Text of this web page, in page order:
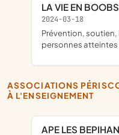
LA VIE EN BOOBS
2024-03-18
prévention, soutien, bien être et rétablissement des
personnes
ASSOCIATIONS PÉRISCOLAIRES, COOPÉRATION, AIDE
À L'ENSEIGNEMENT
APE LES